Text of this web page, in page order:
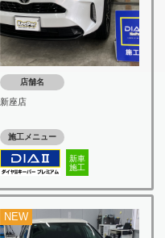
店舗名
新座店
施工メニュー
新車
施工
NEW